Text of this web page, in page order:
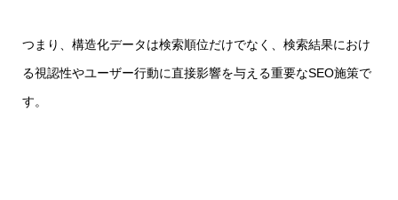
つまり、構造化データは検索順位だけでなく、検索結果におけ
る視認性やユーザー行動に直接影響を与える重要なSEO施策で
す。